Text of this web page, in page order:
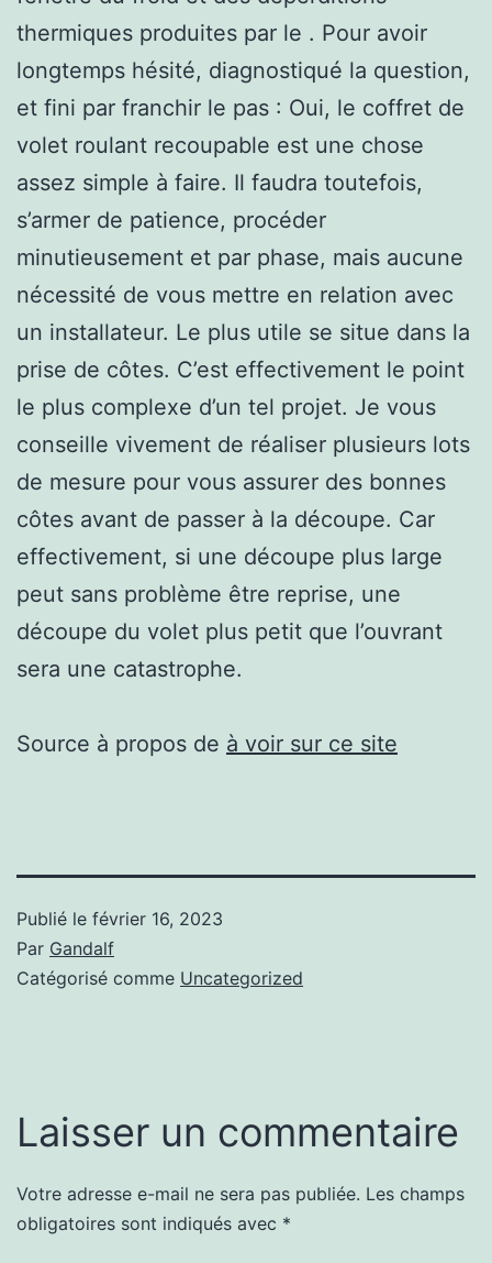
thermiques produites par le . Pour avoir
longtemps hésité, diagnostiqué la question,
et fini par franchir le pas : Oui, le coffret de
volet roulant recoupable est une chose
assez simple à faire. Il faudra toutefois,
s’armer de patience, procéder
minutieusement et par phase, mais aucune
nécessité de vous mettre en relation avec
un installateur. Le plus utile se situe dans la
prise de côtes. C’est effectivement le point
le plus complexe d’un tel projet. Je vous
conseille vivement de réaliser plusieurs lots
de mesure pour vous assurer des bonnes
côtes avant de passer à la découpe. Car
effectivement, si une découpe plus large
peut sans problème être reprise, une
découpe du volet plus petit que l’ouvrant
sera une catastrophe.
Source à propos de à voir sur ce site
Publié le février 16, 2023
Par Gandalf
Catégorisé comme Uncategorized
Laisser un commentaire
Votre adresse e-mail ne sera pas publiée. Les champs
obligatoires sont indiqués avec *